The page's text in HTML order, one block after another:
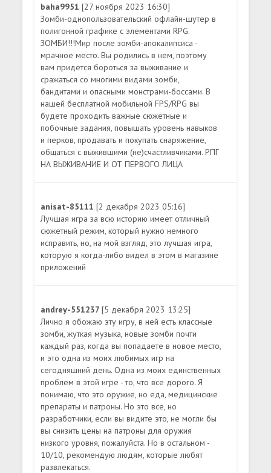
baha9951[27 ноября 2023 16:30]
Зомби-однопользовательский офлайн-шутер в
полигонной графике с элементами RPG.
ЗОМБИ!!!Мир после зомби-апокалипсиса -
мрачное место. Вы родились в нем, поэтому
вам придется бороться за выживание и
сражаться со многими видами зомби,
бандитами и опасными монстрами-боссами. В
нашей бесплатной мобильной FPS/RPG вы
будете проходить важные сюжетные и
побочные задания, повышать уровень навыков
и перков, продавать и покупать снаряжение,
общаться с выжившими (не)счастливчиками. РПГ
НА ВЫЖИВАНИЕ И ОТ ПЕРВОГО ЛИЦА
anisat-85111[2 декабря 2023 05:16]
Лучшая игра за всю историю имеет отличный
сюжетный режим, который нужно немного
исправить, но, на мой взгляд, это лучшая игра,
которую я когда-либо видел в этом в магазине
приложений
andrey-551237[5 декабря 2023 13:25]
Лично я обожаю эту игру, в ней есть классные
зомби, жуткая музыка, новые зомби почти
каждый раз, когда вы попадаете в новое место,
и это одна из моих любимых игр на
сегодняшний день. Одна из моих единственных
проблем в этой игре - то, что все дорого. Я
понимаю, что это оружие, но еда, медицинские
препараты и патроны. Но это все, но
разработчики, если вы видите это, не могли бы
вы снизить цены на патроны для оружия
низкого уровня, пожалуйста. Но в остальном -
10/10, рекомендую людям, которые любят
развлекаться.